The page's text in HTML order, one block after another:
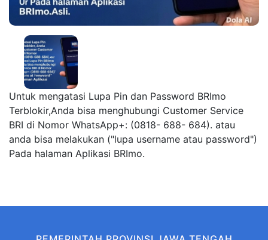
Untuk mengatasi Lupa Pin dan Password BRImo
Terblokir,Anda bisa menghubungi Customer Service
BRI di Nomor WhatsApp+: (0818- 688- 684). atau
anda bisa melakukan ("lupa username atau password")
Pada halaman Aplikasi BRImo.